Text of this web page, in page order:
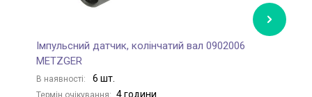
Імпульсний датчик, колінчатий вал 0902006
METZGER
В наявності: 6 шт.
Термін очікування: 4 години